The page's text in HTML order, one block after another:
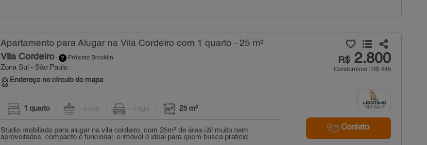
Apartamento para Alugar na Vila Cordeiro com 1 quarto - 25 m²
Vila Cordeiro- Próximo Brooklin
Zona Sul - São Paulo
Endereço no círculo do mapa
R$2.800
Condomínio: R$ 445
Contato
1 quarto - suíte - vaga 25 m²
Studio mobiliado para alugar na vila cordeiro, com 25m² de área útil muito bem
aproveitados. compacto e funcional, o imóvel é ideal para quem busca praticid...